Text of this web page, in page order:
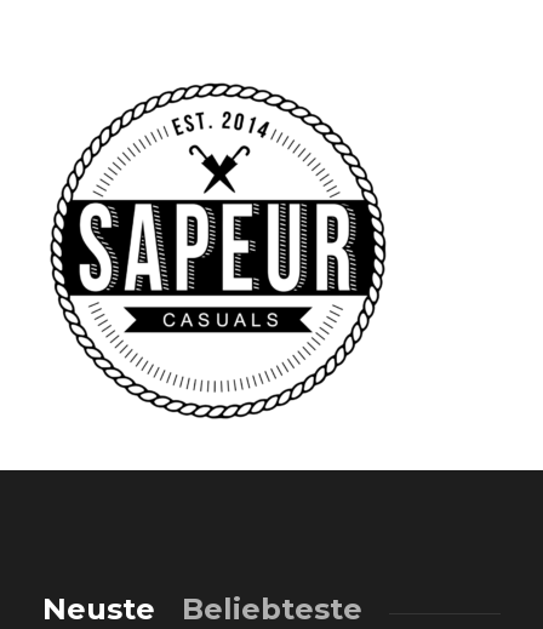
Neuste Beliebteste